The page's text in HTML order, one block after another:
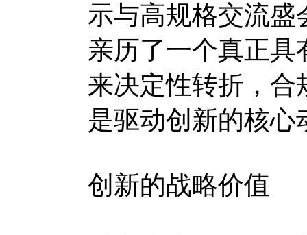
示与高规格交流盛
亲历了一个真正
来决定性转折，合
是驱动创新的核心
创新的战略价值